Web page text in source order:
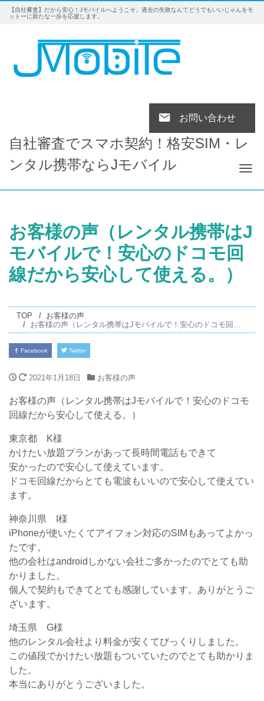
【自社審査】だから安心！Jモバイルへようこそ。過去の失敗なんてどうでもいいじゃんをモ
ットーに新たな一歩を応援します。
お問い合わせ
自社審査でスマホ契約！格安SIM・レ
ンタル携帯ならJモバイル
お客様の声（レンタル携帯はJ
モバイルで！安心のドコモ回
線だから安心して使える。）
TOP
お客様の声
お客様の声（レンタル携帯はJモバイルで！安心のドコモ回線だから安心して使える。）
Facebook Twitter
2021年1月18日 お客様の声
お客様の声（レンタル携帯はJモバイルで！安心のドコモ
回線だから安心して使える。）
東京都 K様
かけたい放題プランがあって長時間電話もできて
安かったので安心して使えています。
ドコモ回線だからとても電波もいいので安心して使えてい
ます。
神奈川県 I様
iPhoneが使いたくてアイフォン対応のSIMもあってよかっ
たです。
他の会社はandroidしかない会社ご多かったのでとても助
かりました。
個人で契約もできてとても感謝しています。ありがとうご
ざいます。
埼玉県 G様
他のレンタル会社より料金が安くてびっくりしました。
この値段でかけたい放題もついていたのでとても助かりま
した。
本当にありがとうございました。